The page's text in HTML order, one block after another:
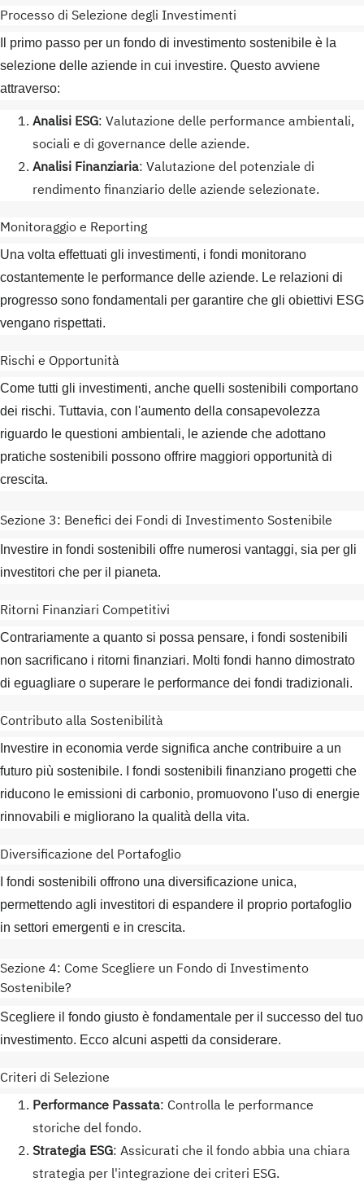
Processo di Selezione degli Investimenti
Il primo passo per un fondo di investimento sostenibile è la
selezione delle aziende in cui investire. Questo avviene
attraverso:
Analisi ESG: Valutazione delle performance ambientali,
sociali e di governance delle aziende.
Analisi Finanziaria: Valutazione del potenziale di
rendimento finanziario delle aziende selezionate.
Monitoraggio e Reporting
Una volta effettuati gli investimenti, i fondi monitorano
costantemente le performance delle aziende. Le relazioni di
progresso sono fondamentali per garantire che gli obiettivi ESG
vengano rispettati.
Rischi e Opportunità
Come tutti gli investimenti, anche quelli sostenibili comportano
dei rischi. Tuttavia, con l'aumento della consapevolezza
riguardo le questioni ambientali, le aziende che adottano
pratiche sostenibili possono offrire maggiori opportunità di
crescita.
Sezione 3: Benefici dei Fondi di Investimento Sostenibile
Investire in fondi sostenibili offre numerosi vantaggi, sia per gli
investitori che per il pianeta.
Ritorni Finanziari Competitivi
Contrariamente a quanto si possa pensare, i fondi sostenibili
non sacrificano i ritorni finanziari. Molti fondi hanno dimostrato
di eguagliare o superare le performance dei fondi tradizionali.
Contributo alla Sostenibilità
Investire in economia verde significa anche contribuire a un
futuro più sostenibile. I fondi sostenibili finanziano progetti che
riducono le emissioni di carbonio, promuovono l'uso di energie
rinnovabili e migliorano la qualità della vita.
Diversificazione del Portafoglio
I fondi sostenibili offrono una diversificazione unica,
permettendo agli investitori di espandere il proprio portafoglio
in settori emergenti e in crescita.
Sezione 4: Come Scegliere un Fondo di Investimento
Sostenibile?
Scegliere il fondo giusto è fondamentale per il successo del tuo
investimento. Ecco alcuni aspetti da considerare.
Criteri di Selezione
Performance Passata: Controlla le performance
storiche del fondo.
Strategia ESG: Assicurati che il fondo abbia una chiara
strategia per l'integrazione dei criteri ESG.